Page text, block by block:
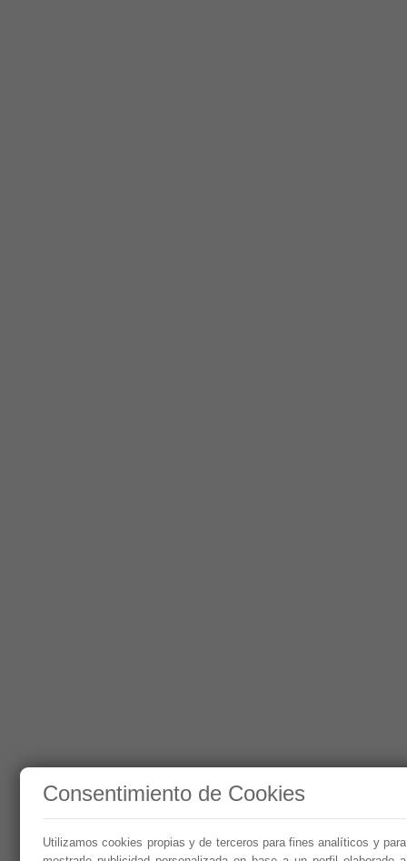
Consentimiento de Cookies
Utilizamos cookies propias y de terceros para fines analíticos y para